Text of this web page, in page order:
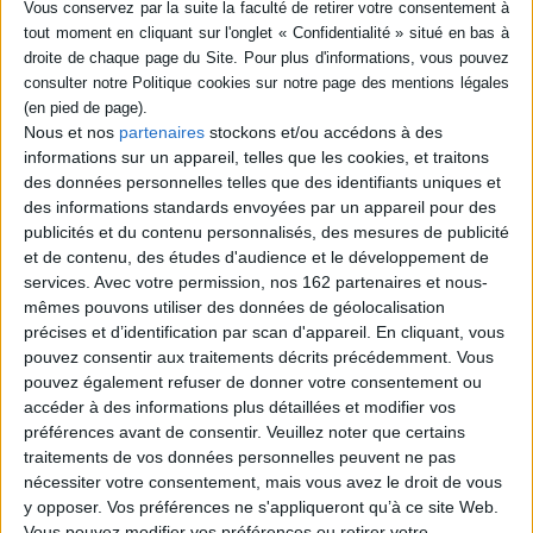
Nous et nos partenaires stockons et/ou accédons à des
informations sur un appareil, telles que les cookies, et traitons
des données personnelles telles que des identifiants uniques et
des informations standards envoyées par un appareil pour des
publicités et du contenu personnalisés, des mesures de publicité
et de contenu, des études d'audience et le développement de
services. Avec votre permission, nos 162 partenaires et nous-
mêmes pouvons utiliser des données de géolocalisation
précises et d’identification par scan d'appareil. En cliquant, vous
pouvez consentir aux traitements décrits précédemment. Vous
pouvez également refuser de donner votre consentement ou
accéder à des informations plus détaillées et modifier vos
préférences avant de consentir. Veuillez noter que certains
traitements de vos données personnelles peuvent ne pas
nécessiter votre consentement, mais vous avez le droit de vous
y opposer. Vos préférences ne s'appliqueront qu’à ce site Web.
L'océan vu du coeur
Auteur :
Hubert Reeves
Éditeur :Seuil
Une exploration de l'océan traves le regard de
chercheurs, de pêcheurs, d'experts de la
Du Canada à la Colombie en passant par
l'Arctique, la Polynésie et les Caraïbes, ils
célèbrent la beauté, les aptitudes et les habitats
de ce milieu tout en incitant à le protéger des
nombreuses menaces dues à l'activité
humaine. ©Electre 2026
27,00 €
Disponible chez l'éditeur
AJOUTER AU PANIER
Destination Orion : voyage à bord du
télescope James-Webb
Auteur :Olivier Berné
Éditeur :Dunod
La nébuleuse d'Orion est une pouponnière
d'étoiles où il est possible d'observer des
systèmes stellaires en formation afin de